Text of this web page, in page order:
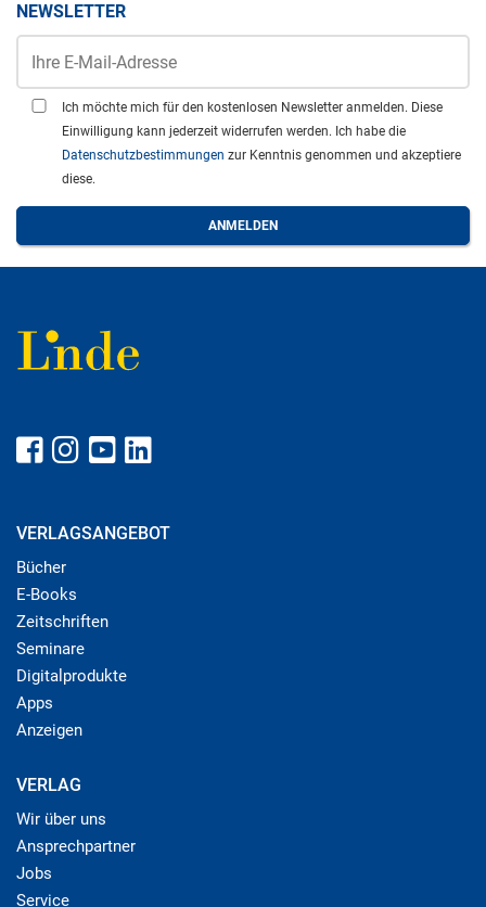
NEWSLETTER
Ich möchte mich für den kostenlosen Newsletter anmelden. Diese
Einwilligung kann jederzeit widerrufen werden. Ich habe die
Datenschutzbestimmungen zur Kenntnis genommen und akzeptiere
diese.
VERLAGSANGEBOT
Bücher
E-Books
Zeitschriften
Seminare
Digitalprodukte
Apps
Anzeigen
VERLAG
Wir über uns
Ansprechpartner
Jobs
Service